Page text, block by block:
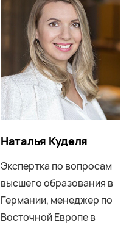
Наталья Куделя
Экспертка по вопросам
высшего образования в
Германии, менеджер по
Восточной Европе в